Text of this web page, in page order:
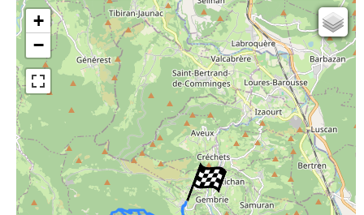
+
−
Cartes IGN
Open Topo Map
Open Street Map
ESRI Word Imagery
Photographies aériennes